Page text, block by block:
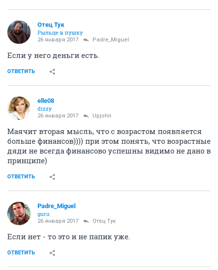
Отец Тук
Рыльце в пушку
26 января 2017 Padre_Miguel
Если у него деньги есть.
ОТВЕТИТЬ
elle08
dizzy
26 января 2017 Upjohn
Маячит вторая мысль, что с возрастом появляется
больше финансов)))) при этом понять, что возрастные
дяди не всегда финансово успешны видимо не дано в
принципе)
ОТВЕТИТЬ
Padre_Miguel
guru
26 января 2017 Отец Тук
Если нет - то это и не папик уже.
ОТВЕТИТЬ